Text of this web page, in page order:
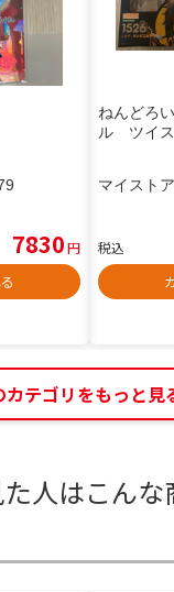
7830円
ねんどろ
ル ツイ
マイスト
税込
カテゴリをもっと見
人はこんな